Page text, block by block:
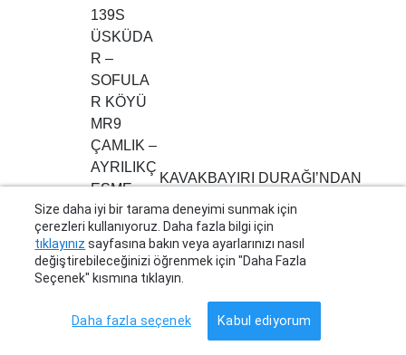
139S
ÜSKÜDA
R –
SOFULA
R KÖYÜ
MR9 –
14YK
MR9
ÇAMLIK –
AYRILIKÇ
EŞME
KAVAKBAYIRI DURAĞI’NDAN
GÜZERGÂHINDAN
AYRILIKÇEŞME SON DURAĞA
GİDER
14YK
YENİDOĞ
AN/ŞİLE
YOLU-
EŞME
Size daha iyi bir tarama deneyimi sunmak için
çerezleri kullanıyoruz. Daha fazla bilgi için
tıklayınız sayfasına bakın veya ayarlarınızı nasıl
değiştirebileceğinizi öğrenmek için "Daha Fazla
Seçenek" kısmına tıklayın.
Daha fazla seçenek Kabul ediyorum